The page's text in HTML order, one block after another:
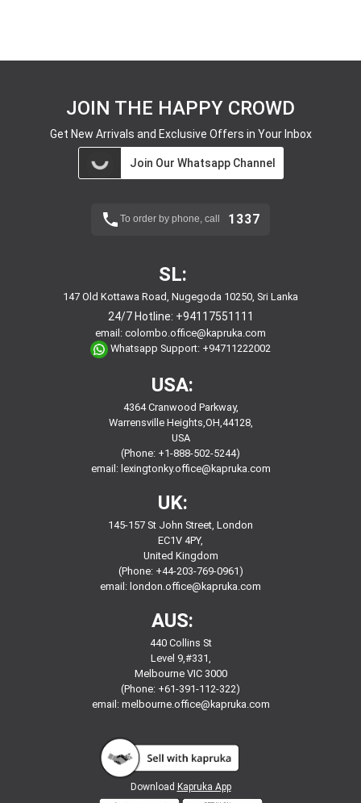
JOIN THE HAPPY CROWD
Get New Arrivals and Exclusive Offers in Your Inbox
Join Our Whatsapp Channel
To order by phone, call 1337
SL:
147 Old Kottawa Road, Nugegoda 10250, Sri Lanka
24/7 Hotline: +94117551111
email: colombo.office@kapruka.com
Whatsapp Support: +94711222002
USA:
4364 Cranwood Parkway,
Warrensville Heights,OH,44128,
USA
(Phone: +1-888-502-5244)
email: lexingtonky.office@kapruka.com
UK:
145-157 St John Street, London
EC1V 4PY,
United Kingdom
(Phone: +44-203-769-0961)
email: london.office@kapruka.com
AUS:
440 Collins St
Level 9,#331,
Melbourne VIC 3000
(Phone: +61-391-112-322)
email: melbourne.office@kapruka.com
Download Kapruka App